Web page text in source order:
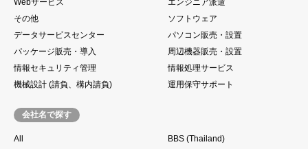
その他
ソフトウェア
データサービスセンター
パソコン販売・設置
パッケージ販売・導入
周辺機器販売・設置
情報セキュリティ管理
情報処理サービス
機械設計 (請負、構内請負)
運用保守サポート
会社名で探す
All
BBS (Thailand)